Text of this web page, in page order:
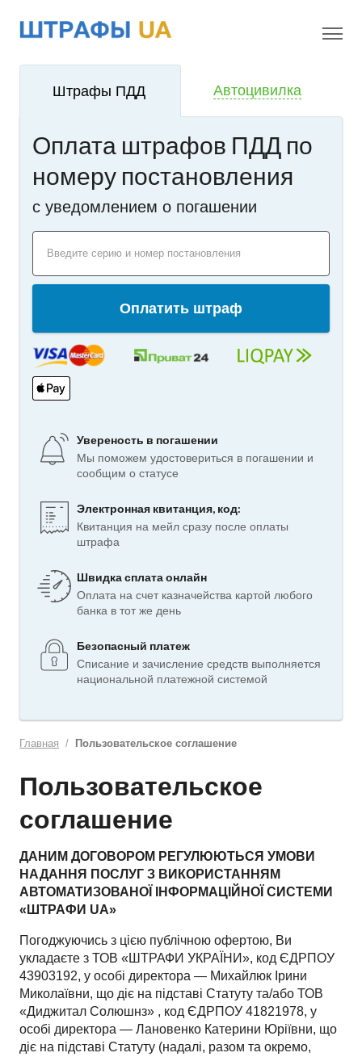
i!
Штрафы ПДД Автоцивилка
Оплата штрафов ПДД по
номеру постановления
c уведомлением о погашении
Введите серию и номер постановления
Оплатить штраф
Увереность в погашении
Мы поможем удостовериться в погашении и
сообщим о статусе
Электронная квитанция, код:
Квитанция на мейл сразу после оплаты
штрафа
Швидка сплата онлайн
Оплата на счет казначейства картой любого
банка в тот же день
Безопасный платеж
Списание и зачисление средств выполняется
национальной платежной системой
Главная Пользовательское соглашение
Пользовательское
соглашение
ДАНИМ ДОГОВОРОМ РЕГУЛЮЮТЬСЯ УМОВИ
НАДАННЯ ПОСЛУГ З ВИКОРИСТАННЯМ
АВТОМАТИЗОВАНОЇ ІНФОРМАЦІЙНОЇ СИСТЕМИ
«ШТРАФИ UA»
Погоджуючись з цією публічною офертою, Ви
укладаєте з ТОВ «ШТРАФИ УКРАЇНИ», код ЄДРПОУ
43903192, у особі директора — Михайлюк Ірини
Миколаївни, що діє на підставі Статуту та/або ТОВ
«Диджитал Солюшнз» , код ЄДРПОУ 41821978, у
особі директора — Лановенко Катерини Юріївни, що
діє на підставі Статуту (надалі, разом та окремо,